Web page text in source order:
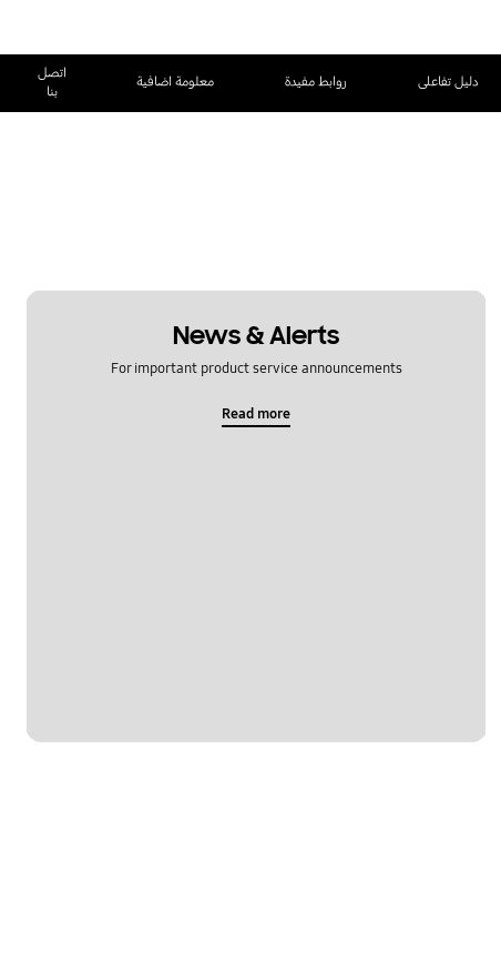
دليل تفاعلى روابط مفيدة معلومة اضافية
اتصل
بنا
News & Alerts
For important product service announcements
Read more